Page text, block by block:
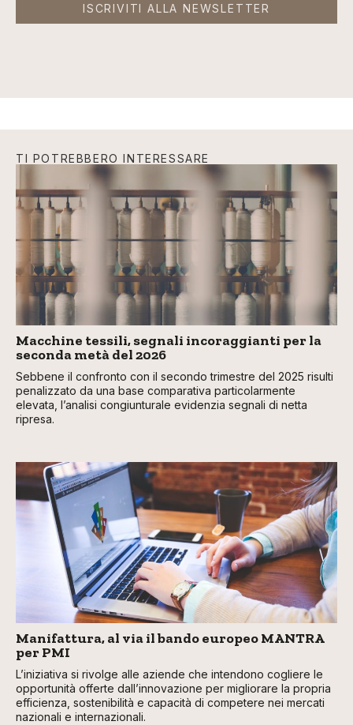
ISCRIVITI ALLA NEWSLETTER
TI POTREBBERO INTERESSARE
Macchine tessili, segnali incoraggianti per la
seconda metà del 2026
Sebbene il confronto con il secondo trimestre del 2025 risulti
penalizzato da una base comparativa particolarmente
elevata, l’analisi congiunturale evidenzia segnali di netta
ripresa.
Manifattura, al via il bando europeo MANTRA
per PMI
L’iniziativa si rivolge alle aziende che intendono cogliere le
opportunità offerte dall’innovazione per migliorare la propria
efficienza, sostenibilità e capacità di competere nei mercati
nazionali e internazionali.